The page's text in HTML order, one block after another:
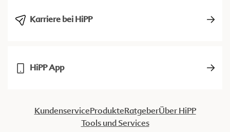
Karriere bei HiPP
HiPP App
KundenserviceProdukteRatgeberÜber HiPP
Tools und Services